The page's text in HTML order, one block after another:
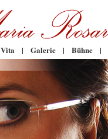
Vita | Galerie | Bühne |